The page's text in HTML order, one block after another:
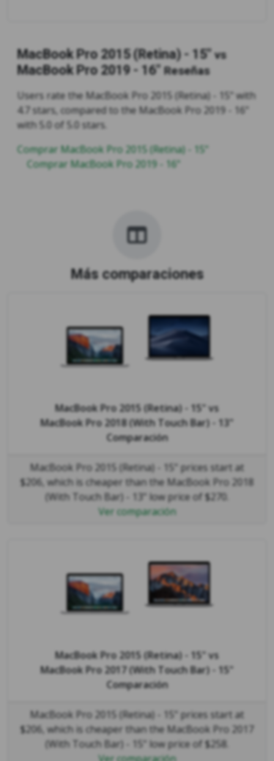
MacBook Pro 2015 (Retina) - 15" vs
MacBook Pro 2019 - 16" Reseñas
Users rate the MacBook Pro 2015 (Retina) - 15" with
4.7 stars, compared to the MacBook Pro 2019 - 16"
with 5.0 of 5.0 stars.
Comprar MacBook Pro 2015 (Retina) - 15"
Comprar MacBook Pro 2019 - 16"
Más comparaciones
MacBook Pro 2015 (Retina) - 15" vs
MacBook Pro 2018 (With Touch Bar) - 13"
Comparación
MacBook Pro 2015 (Retina) - 15" prices start at
$206, which is cheaper than the MacBook Pro 2018
(With Touch Bar) - 13" low price of $270.
Ver comparación
MacBook Pro 2015 (Retina) - 15" vs
MacBook Pro 2017 (With Touch Bar) - 15"
Comparación
MacBook Pro 2015 (Retina) - 15" prices start at
$206, which is cheaper than the MacBook Pro 2017
(With Touch Bar) - 15" low price of $258.